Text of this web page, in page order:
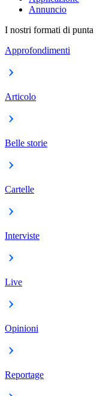
Annuncio
I nostri formati di punta
Approfondimenti
Articolo
Belle storie
Cartelle
Interviste
Live
Opinioni
Reportage